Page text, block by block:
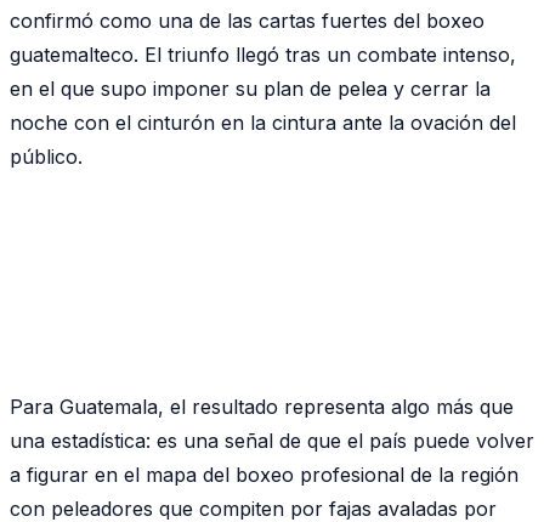
confirmó como una de las cartas fuertes del boxeo
guatemalteco. El triunfo llegó tras un combate intenso,
en el que supo imponer su plan de pelea y cerrar la
noche con el cinturón en la cintura ante la ovación del
público.
Para Guatemala, el resultado representa algo más que
una estadística: es una señal de que el país puede volver
a figurar en el mapa del boxeo profesional de la región
con peleadores que compiten por fajas avaladas por